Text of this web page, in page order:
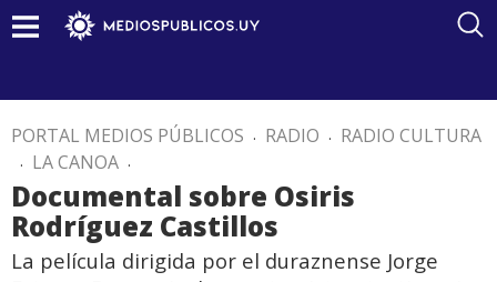
PORTAL MEDIOS PÚBLICOS . RADIO . RADIO CULTURA
. LA CANOA .
Documental sobre Osiris
Rodríguez Castillos
La película dirigida por el duraznense Jorge